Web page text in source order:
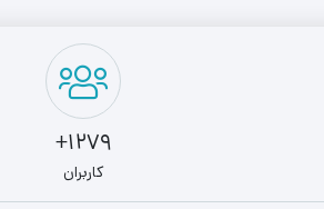
1279+
کاربران